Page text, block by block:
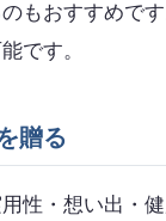
もおすすめで
です。
贈る
性・想い出・